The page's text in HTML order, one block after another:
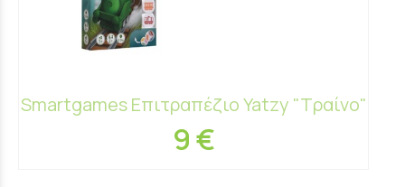
Smartgames Επιτραπέζιο Yatzy "Τραίνο"
9 €